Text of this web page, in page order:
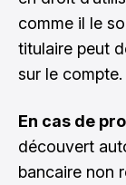
comme il le
titulaire peut
sur le compte.
En cas de
découvert
bancaire non